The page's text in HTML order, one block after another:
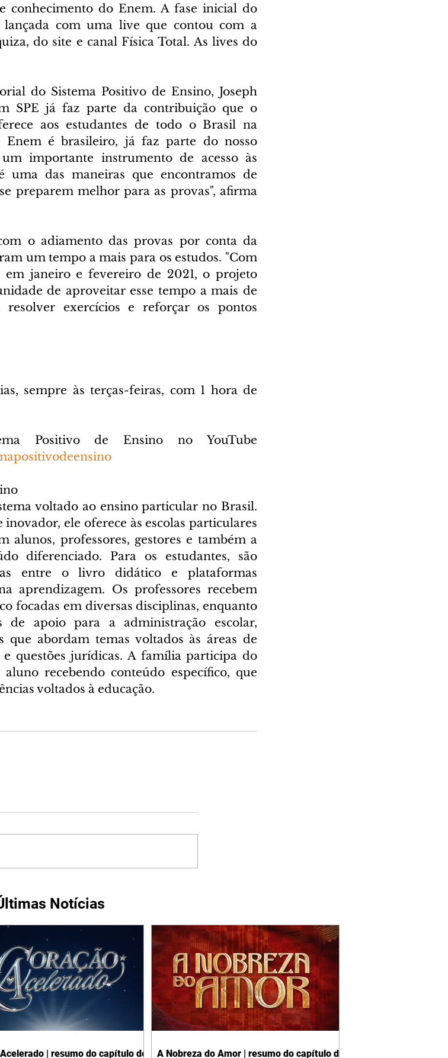
conhecimento do Enem. A fase inicial do
com uma live que contou com a
do site e canal Física Total. As lives do
do Sistema Positivo de Ensino, Joseph
SPE já faz parte da contribuição que o
aos estudantes de todo o Brasil na
Enem é brasileiro, já faz parte do nosso
importante instrumento de acesso às
uma das maneiras que encontramos de
preparem melhor para as provas", afirma
o adiamento das provas por conta da
um tempo a mais para os estudos. "Com
em janeiro e fevereiro de 2021, o projeto
de aproveitar esse tempo a mais de
resolver exercícios e reforçar os pontos
sempre às terças-feiras, com 1 hora de
voltado ao ensino particular no Brasil.
ele oferece às escolas particulares
alunos, professores, gestores e também a
diferenciado. Para os estudantes, são
entre o livro didático e plataformas
aprendizagem. Os professores recebem
focadas em diversas disciplinas, enquanto
de apoio para a administração escolar,
que abordam temas voltados às áreas de
e questões jurídicas. A família participa do
recebendo conteúdo específico, que
voltados à educação.
Notícias
| resumo do capítulo de
A Nobreza do Amor | resumo do capítulo de